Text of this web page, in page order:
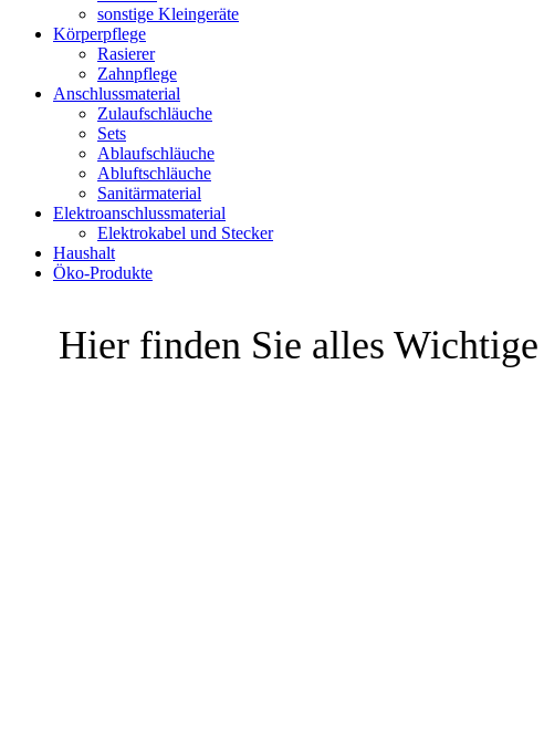
sonstige Kleingeräte
Körperpflege
Rasierer
Zahnpflege
Anschlussmaterial
Zulaufschläuche
Sets
Ablaufschläuche
Abluftschläuche
Sanitärmaterial
Elektroanschlussmaterial
Elektrokabel und Stecker
Haushalt
Öko-Produkte
Hier finden Sie alles